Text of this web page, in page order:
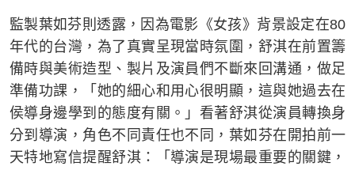
監製葉如芬則透露，因為電影《女孩》背景設定在80
年代的台灣，為了真實呈現當時氛圍，舒淇在前置籌
備時與美術造型、製片及演員們不斷來回溝通，做足
準備功課，「她的細心和用心很明顯，這與她過去在
侯導身邊學到的態度有關。」看著舒淇從演員轉換身
分到導演，角色不同責任也不同，葉如芬在開拍前一
天特地寫信提醒舒淇：「導演是現場最重要的關鍵，